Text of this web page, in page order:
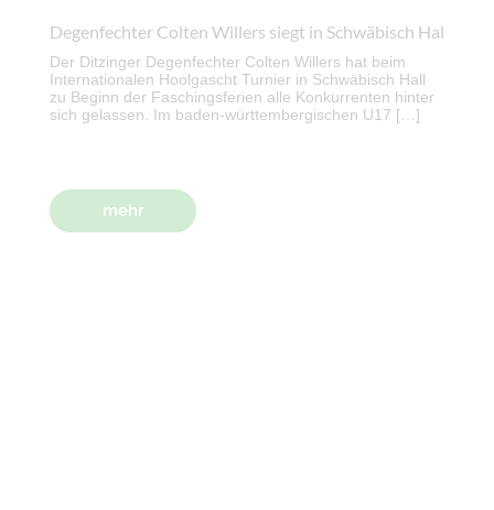
Degenfechter Colten Willers siegt in Schwäbisch Hal
Der Ditzinger Degenfechter Colten Willers hat beim
Internationalen Hoolgascht Turnier in Schwäbisch Hall
zu Beginn der Faschingsferien alle Konkurrenten hinter
sich gelassen. Im baden-württembergischen U17 […]
mehr